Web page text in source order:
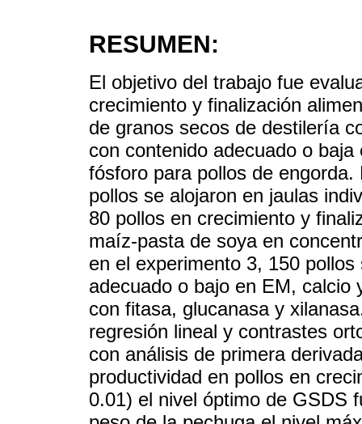
RESUMEN:
El objetivo del trabajo fue
crecimiento y finalización
de granos secos de destilería
con contenido adecuado o
fósforo para pollos de
pollos se alojaron en jaulas
80 pollos en crecimiento y
maíz-pasta de soya en
en el experimento 3, 150
adecuado o bajo en EM,
con fitasa, glucanasa y
regresión lineal y contrastes
con análisis de primera
productividad en pollos en
0.01) el nivel óptimo de GSDS